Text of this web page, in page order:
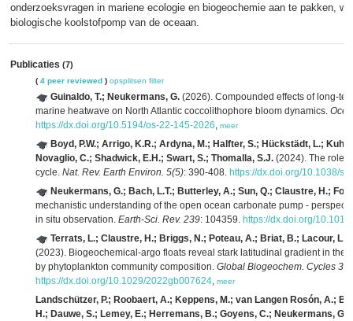
onderzoeksvragen in mariene ecologie en biogeochemie aan te pakken,
biologische koolstofpomp van de oceaan.
Publicaties (7)
( 4 peer reviewed ) opsplitsen filter
Guinaldo, T.; Neukermans, G. (2026). Compounded effects of long-
marine heatwave on North Atlantic coccolithophore bloom dynamics.
https://dx.doi.org/10.5194/os-22-145-2026, meer
Boyd, P.W.; Arrigo, K.R.; Ardyna, M.; Halfter, S.; Hückstädt, L.;
Novaglio, C.; Shadwick, E.H.; Swart, S.; Thomalla, S.J. (2024). The role
cycle. Nat. Rev. Earth Environ. 5(5): 390-408. https://dx.doi.org/10.1038/
Neukermans, G.; Bach, L.T.; Butterley, A.; Sun, Q.; Claustre, H.;
mechanistic understanding of the open ocean carbonate pump -
in situ observation. Earth-Sci. Rev. 239: 104359. https://dx.doi.org/
Terrats, L.; Claustre, H.; Briggs, N.; Poteau, A.; Briat, B.; Lacour, L.;
(2023). Biogeochemical‐argo floats reveal stark latitudinal gradient in the
by phytoplankton community composition. Global Biogeochem. Cycles
https://dx.doi.org/10.1029/2022gb007624, meer
Landschützer, P.; Roobaert, A.; Keppens, M.; van Langen Rosón, A.;
H.; Dauwe, S.; Lemey, E.; Herremans, B.; Goyens, C.; Neukermans, G.